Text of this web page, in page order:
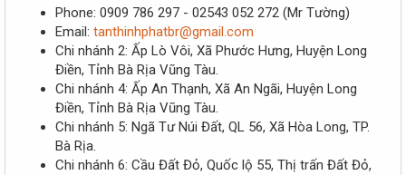
Phone: 0909 786 297 - 02543 052 272 (Mr Tường)
Email: tanthinhphatbr@gmail.com
Chi nhánh 2: Ấp Lò Vôi, Xã Phước Hưng, Huyện Long
Điền, Tỉnh Bà Rịa Vũng Tàu.
Chi nhánh 4: Ấp An Thạnh, Xã An Ngãi, Huyện Long
Điền, Tỉnh Bà Rịa Vũng Tàu.
Chi nhánh 5: Ngã Tư Núi Đất, QL 56, Xã Hòa Long, TP.
Bà Rịa.
Chi nhánh 6: Cầu Đất Đỏ, Quốc lộ 55, Thị trấn Đất Đỏ,